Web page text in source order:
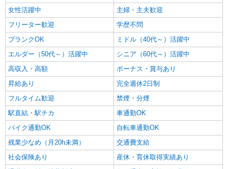
派遣社員
株式会社kotrio /●SD-H-1894998
＜会津若松市＞デイサービスSTAFF＊16時退
社もOK！子育て世代活躍中
時給1450円〜2062円 ＜日払い有/週払い有/交
通費全支給(ガソリン代含む)＞
キープ 詳細を見る
女性活躍中
主婦・主夫歓迎
フリーター歓迎
学歴不問
ブランクOK
ミドル（40代～）活躍中
エルダー（50代～）活躍中
シニア（60代～）活躍中
高収入・高額
ボーナス・賞与あり
昇給あり
完全週休2日制
フルタイム歓迎
禁煙・分煙
駅直結・駅チカ
車通勤OK
バイク通勤OK
自転車通勤OK
残業少なめ（月20h未満）
交通費支給
社会保険あり
産休・育休取得実績あり